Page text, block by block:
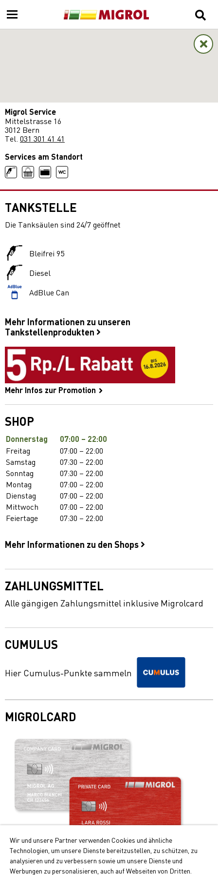
Migrol Service
Mittelstrasse 16
3012 Bern
Tel. 031 301 41 41
Services am Standort
TANKSTELLE
Die Tanksäulen sind 24/7 geöffnet
Bleifrei 95
Diesel
AdBlue Can
Mehr Informationen zu unseren
Tankstellenprodukten
Mehr Infos zur Promotion
SHOP
Donnerstag 07:00 – 22:00
Freitag
07:00 – 22:00
Samstag
07:30 – 22:00
Sonntag
07:30 – 22:00
Montag
07:00 – 22:00
Dienstag
07:00 – 22:00
Mittwoch
07:00 – 22:00
Feiertage
07:30 – 22:00
Mehr Informationen zu den Shops
ZAHLUNGSMITTEL
Alle gängigen Zahlungsmittel inklusive Migrolcard
CUMULUS
Hier Cumulus-Punkte sammeln
MIGROLCARD
Wir und unsere Partner verwenden Cookies und ähnliche
Technologien, um unsere Dienste bereitzustellen, zu schützen, zu
analysieren und zu verbessern sowie um unsere Dienste und
Werbungen zu personalisieren, auch auf Webseiten von Dritten.